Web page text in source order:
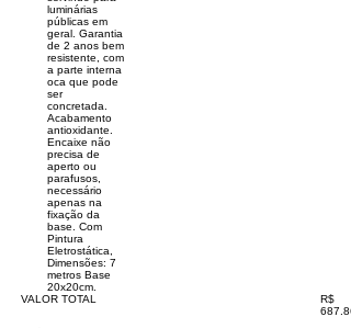
luminárias
públicas em
geral. Garantia
de 2 anos bem
resistente, com
a parte interna
oca que pode
ser
concretada.
Acabamento
antioxidante.
Encaixe não
precisa de
aperto ou
parafusos,
necessário
apenas na
fixação da
base. Com
Pintura
Eletrostática,
Dimensões: 7
metros Base
20x20cm.
VALOR TOTAL
R$